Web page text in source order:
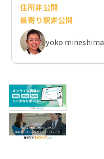
住所非公開
最寄り駅非公開
yoko mineshima